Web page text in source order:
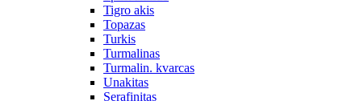
Tigro akis
Topazas
Turkis
Turmalinas
Turmalin. kvarcas
Unakitas
Serafinitas